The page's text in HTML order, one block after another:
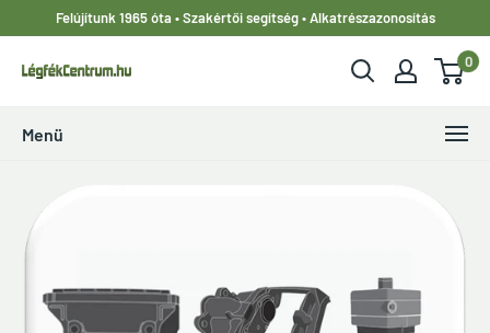
tartalomhoz
Felújítunk 1965 óta • Szakértői segítség • Alkatrészazonosítás
LegfekCentrum.hu
0
Menü